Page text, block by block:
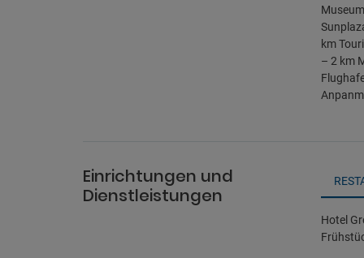
km
– 2 km
Einrichtungen und
Dienstleistungen
Hotel